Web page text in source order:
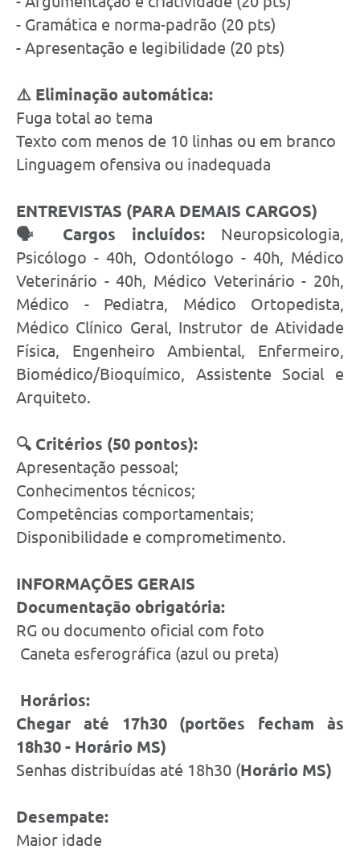
- Gramática e norma-padrão (20 pts)
- Apresentação e legibilidade (20 pts)
⚠️ Eliminação automática:
Fuga total ao tema
Texto com menos de 10 linhas ou em branco
Linguagem ofensiva ou inadequada
ENTREVISTAS (PARA DEMAIS CARGOS)
🗣️ Cargos incluídos:Neuropsicologia,
Psicólogo - 40h, Odontólogo - 40h, Médico
Veterinário - 40h, Médico Veterinário - 20h,
Médico - Pediatra, Médico Ortopedista,
Médico Clínico Geral, Instrutor de Atividade
Física, Engenheiro Ambiental, Enfermeiro,
Biomédico/Bioquímico, Assistente Social e
Arquiteto.
🔍 Critérios (50 pontos):
Apresentação pessoal;
Conhecimentos técnicos;
Competências comportamentais;
Disponibilidade e comprometimento.
INFORMAÇÕES GERAIS
Documentação obrigatória:
RG ou documento oficial com foto
Caneta esferográfica (azul ou preta)
Horários:
Chegar até 17h30 (portões fecham às
18h30 - Horário MS)
Senhas distribuídas até 18h30 (Horário MS)
Desempate:
Maior idade